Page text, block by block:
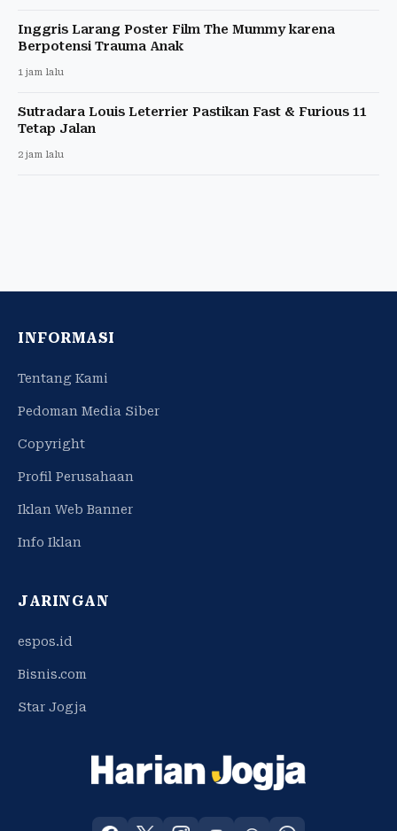
Inggris Larang Poster Film The Mummy karena
Berpotensi Trauma Anak
1 jam lalu
Sutradara Louis Leterrier Pastikan Fast & Furious 11
Tetap Jalan
2 jam lalu
INFORMASI
Tentang Kami
Pedoman Media Siber
Copyright
Profil Perusahaan
Iklan Web Banner
Info Iklan
JARINGAN
espos.id
Bisnis.com
Star Jogja